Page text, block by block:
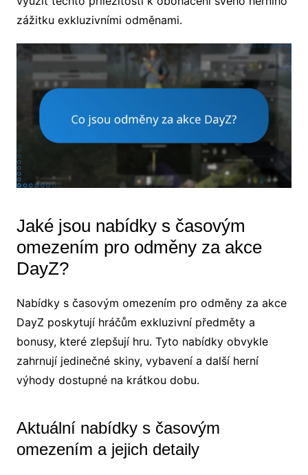
zážitku exkluzivními odměnami.
Jaké jsou nabídky s časovým
omezením pro odměny za akce
DayZ?
Nabídky s časovým omezením pro odměny za akce
DayZ poskytují hráčům exkluzivní předměty a
bonusy, které zlepšují hru. Tyto nabídky obvykle
zahrnují jedinečné skiny, vybavení a další herní
výhody dostupné na krátkou dobu.
Aktuální nabídky s časovým
omezením a jejich detaily